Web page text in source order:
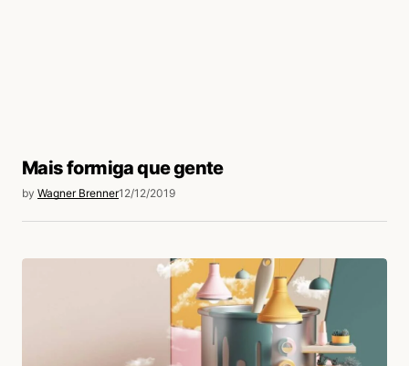
Mais formiga que gente
by Wagner Brenner12/12/2019